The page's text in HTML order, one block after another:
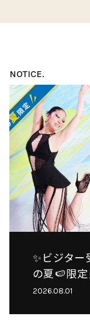
NOTICE.
✨ビジター
の夏🍉限定
2026.08.01